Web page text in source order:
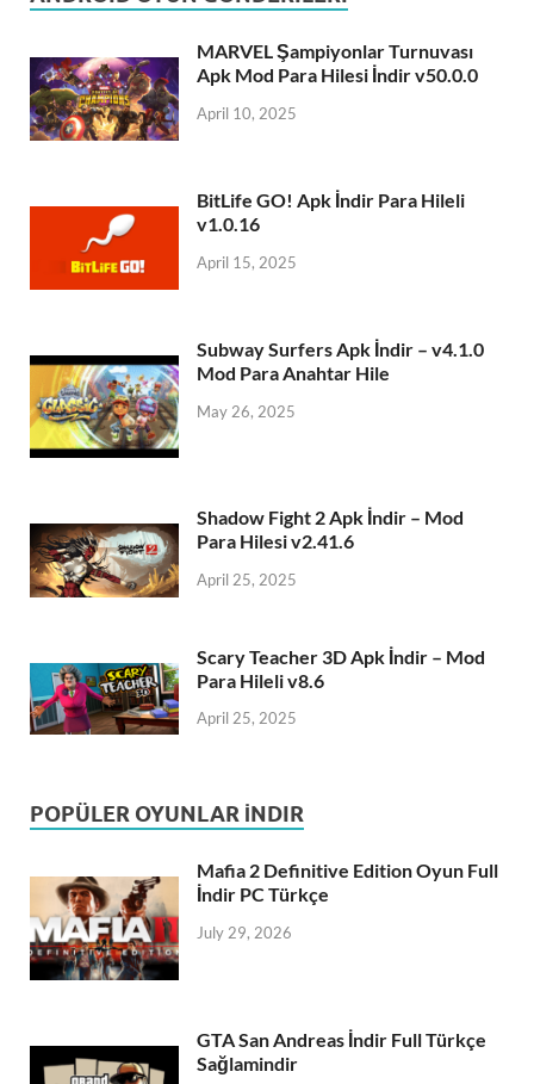
MARVEL Şampiyonlar Turnuvası
Apk Mod Para Hilesi İndir v50.0.0
April 10, 2025
BitLife GO! Apk İndir Para Hileli
v1.0.16
April 15, 2025
Subway Surfers Apk İndir – v4.1.0
Mod Para Anahtar Hile
May 26, 2025
Shadow Fight 2 Apk İndir – Mod
Para Hilesi v2.41.6
April 25, 2025
Scary Teacher 3D Apk İndir – Mod
Para Hileli v8.6
April 25, 2025
POPÜLER OYUNLAR İNDIR
Mafia 2 Definitive Edition Oyun Full
İndir PC Türkçe
July 29, 2026
GTA San Andreas İndir Full Türkçe
Sağlamindir